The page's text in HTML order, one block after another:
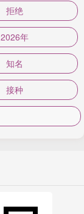
拒绝
2026年
知名
接种